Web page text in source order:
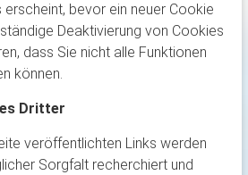
bevor ein neuer Cookie
Deaktivierung von Cookies
dass Sie nicht alle Funktionen
können.
Dritter
veröffentlichten Links werden
Sorgfalt recherchiert und